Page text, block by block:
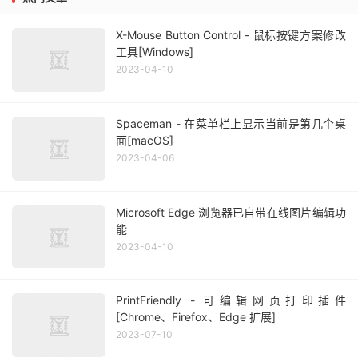
X-Mouse Button Control - 鼠标按键方案修改
工具[Windows]
2023-04-10
Spaceman - 在菜单栏上显示当前是第几个桌
面[macOS]
2023-04-06
Microsoft Edge 浏览器已自带在线图片编辑功
能
2023-04-10
PrintFriendly - 可编辑网页打印插件
[Chrome、Firefox、Edge 扩展]
2023-07-10